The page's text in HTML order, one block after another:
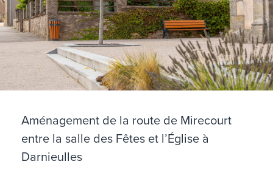
Aménagement de la route de Mirecourt
entre la salle des Fêtes et l’Église à
Darnieulles